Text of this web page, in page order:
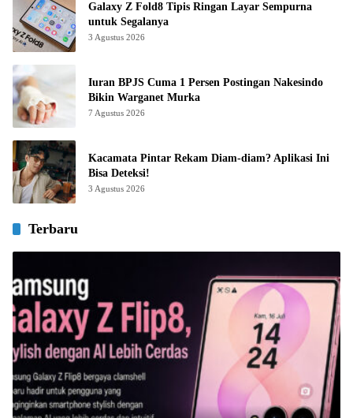
Galaxy Z Fold8 Tipis Ringan Layar Sempurna
untuk Segalanya
3 Agustus 2026
Iuran BPJS Cuma 1 Persen Postingan Nakesindo
Bikin Warganet Murka
7 Agustus 2026
Kacamata Pintar Rekam Diam-diam? Aplikasi Ini
Bisa Deteksi!
3 Agustus 2026
Terbaru